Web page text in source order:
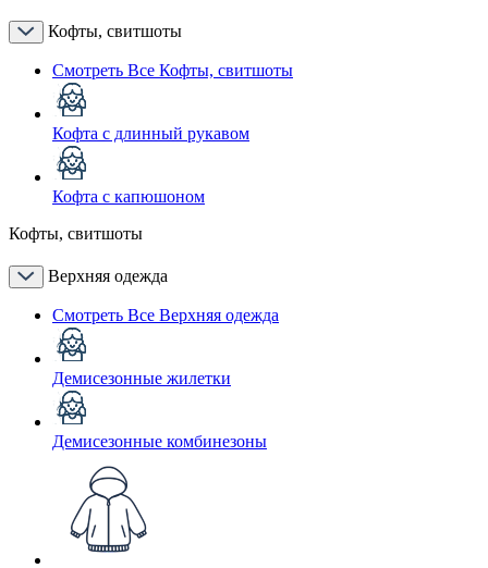
Кофты, свитшоты
Смотреть Все Кофты, свитшоты
Кофта с длинный рукавом
Кофта с капюшоном
Кофты, свитшоты
Верхняя одежда
Смотреть Все Верхняя одежда
Демисезонные жилетки
Демисезонные комбинезоны